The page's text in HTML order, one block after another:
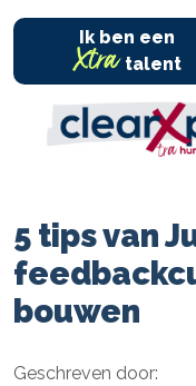
Ik ben een
Xtratalent
5 tips van
bouwen
Geschreven door: